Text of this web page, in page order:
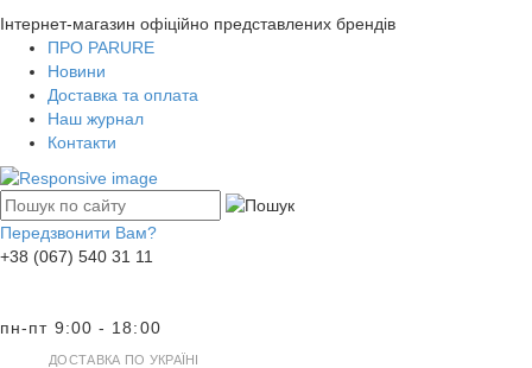
Інтернет-магазин офіційно представлених брендів
ПРО PARURE
Новини
Доставка та оплата
Наш журнал
Контакти
Передзвонити Вам?
+38 (067) 540 31 11
пн-пт 9:00 - 18:00
ДОСТАВКА ПО УКРАЇНІ